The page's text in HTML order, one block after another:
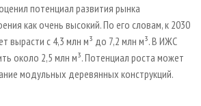
потенциал развития рынка
как очень высокий. По его словам, к 2030
вырасти с 4,3 млн м³ до 7,2 млн м³. В ИЖС
около 2,5 млн м³. Потенциал роста может
модульных деревянных конструкций.